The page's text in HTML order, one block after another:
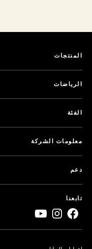
المنتجات
الرياضات
الفئة
معلومات الشركة
دعم
تابعنا